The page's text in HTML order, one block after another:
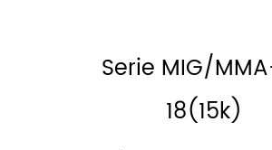
Serie MIG/
18(15k)